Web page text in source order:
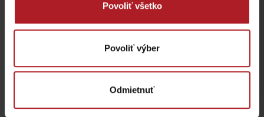
Povoliť všetko
Povoliť výber
Odmietnuť
videa,
Prosím, pre
zobrazenie
videa,
videa,